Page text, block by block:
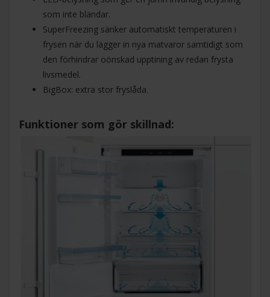
som inte bländar.
SuperFreezing sänker automatiskt temperaturen i
frysen när du lägger in nya matvaror samtidigt som
den förhindrar oönskad upptining av redan frysta
livsmedel.
BigBox: extra stor fryslåda.
Funktioner som gör skillnad: